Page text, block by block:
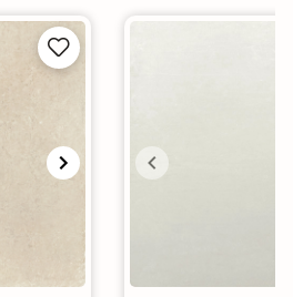
Carrelage effet pierre intérieur
Carrelage Gris
Carrelage 30x60 cm
identique
Carrelage salon moderne
Carrelage Chambre
|Carrelage WC

